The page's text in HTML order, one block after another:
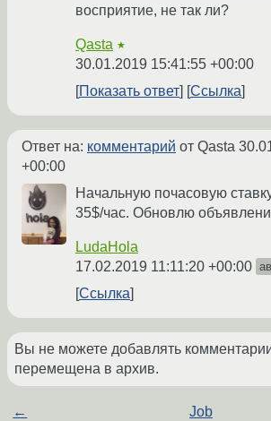
восприятие, не так ли?
Qasta ★
30.01.2019 15:41:55 +00:00
Показать ответ
Ссылка
Ответ на: комментарий от Qasta
+00:00
Начальную почасовую
35$/час. Обновлю
LudaHola
17.02.2019 11:11:20 +00:00
Ссылка
Вы не можете добавлять
перемещена в архив.
← Job